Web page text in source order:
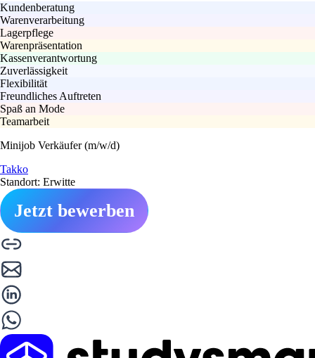
Kundenberatung
Warenverarbeitung
Lagerpflege
Warenpräsentation
Kassenverantwortung
Zuverlässigkeit
Flexibilität
Freundliches Auftreten
Spaß an Mode
Teamarbeit
Minijob Verkäufer (m/w/d)
Takko
Standort: Erwitte
Jetzt bewerben